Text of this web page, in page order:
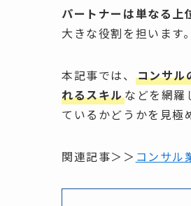
パートナーは単なる上
大きな役割を担います。
本記事では、 コンサル
れるスキルなどを網羅
ているかどうかを見極
関連記事＞＞ コンサル